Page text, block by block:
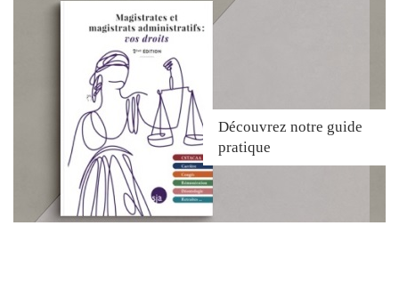
Découvrez notre guide
pratique